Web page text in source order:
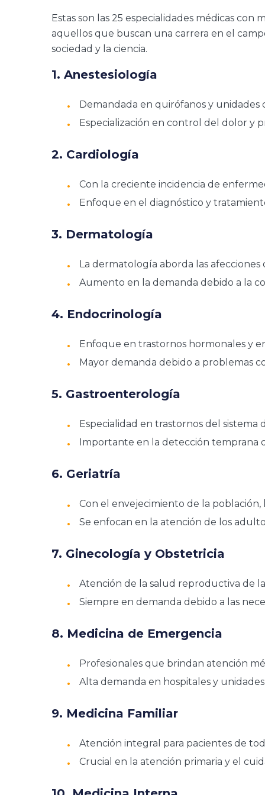
Estas son las 25 especialidades médicas
aquellos que buscan una carrera en el
sociedad y la ciencia.
1. Anestesiología
Demandada en quirófanos y unidades
Especialización en control del dolor y
2. Cardiología
Con la creciente incidencia de
Enfoque en el diagnóstico y
3. Dermatología
La dermatología aborda las afecciones
Aumento en la demanda debido a la
4. Endocrinología
Enfoque en trastornos hormonales y
Mayor demanda debido a problemas
5. Gastroenterología
Especialidad en trastornos del sistema
Importante en la detección temprana
6. Geriatría
Con el envejecimiento de la población,
Se enfocan en la atención de los
7. Ginecología y Obstetricia
Atención de la salud reproductiva de
Siempre en demanda debido a las
8. Medicina de Emergencia
Profesionales que brindan atención
Alta demanda en hospitales y
9. Medicina Familiar
Atención integral para pacientes de
Crucial en la atención primaria y el